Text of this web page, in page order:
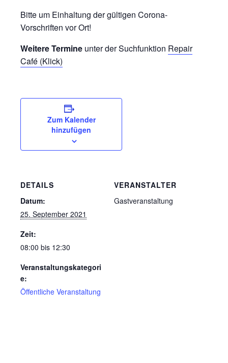
Bitte um Einhaltung der gültigen Corona-
Vorschriften vor Ort!
Weitere Termine unter der Suchfunktion Repair
Café (Klick)
Zum Kalender
hinzufügen
DETAILS
Datum:
25. September 2021
Zeit:
08:00 bis 12:30
Veranstaltungskategori
e:
Öffentliche Veranstaltung
VERANSTALTER
Gastveranstaltung